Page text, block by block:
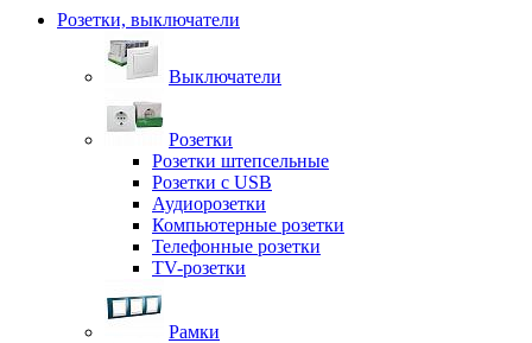
Розетки, выключатели
Выключатели
Розетки
Розетки штепсельные
Розетки с USB
Аудиорозетки
Компьютерные розетки
Телефонные розетки
TV-розетки
Рамки